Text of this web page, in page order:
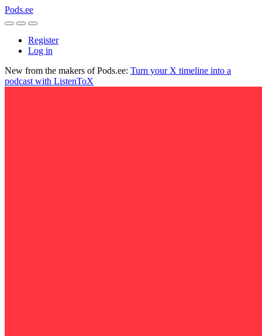
Pods.ee
Register
Log in
New from the makers of Pods.ee: Turn your X timeline into a
podcast with ListenToX